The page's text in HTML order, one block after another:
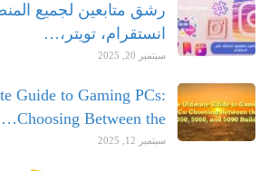
رشق متابعين لجميع
انستقرام، تويتر،…
سبتمبر 20, 2025
Guide to Gaming PCs:
Choosing Between the…
سبتمبر 12, 2025